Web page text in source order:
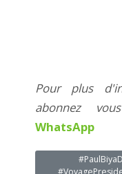
Pour plus
abonnez
WhatsApp